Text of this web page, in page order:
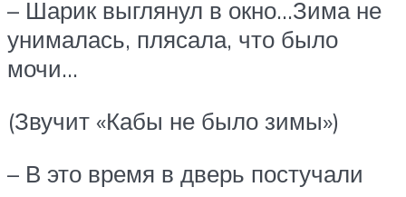
– Шарик выглянул в окно…Зима не
унималась, плясала, что было
мочи…
(Звучит «Кабы не было зимы»)
– В это время в дверь постучали